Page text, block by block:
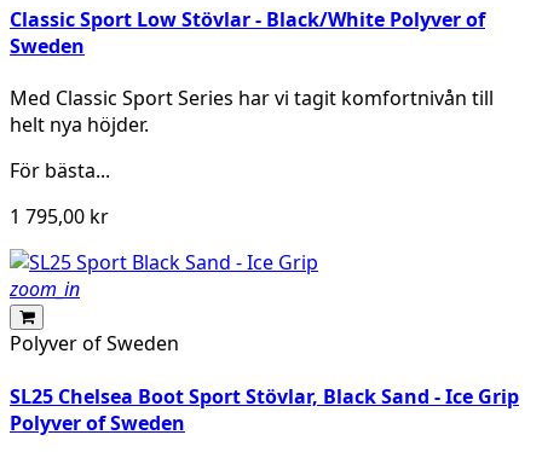
Classic Sport Low Stövlar - Black/White Polyver of
Sweden
Med Classic Sport Series har vi tagit komfortnivån till
helt nya höjder.
För bästa...
1 795,00 kr
zoom_in
Polyver of Sweden
SL25 Chelsea Boot Sport Stövlar, Black Sand - Ice Grip
Polyver of Sweden